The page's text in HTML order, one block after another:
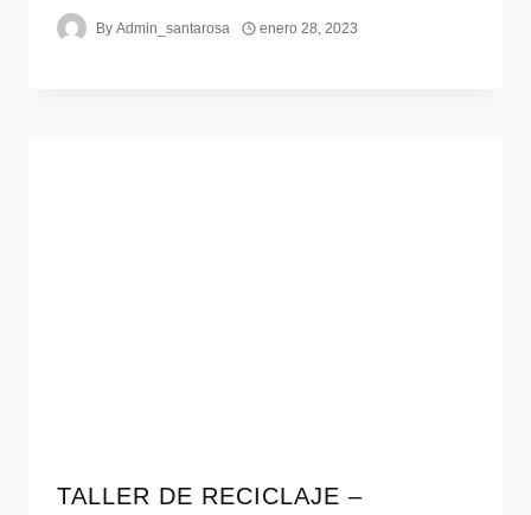
By Admin_santarosa enero 28, 2023
TALLER DE RECICLAJE –